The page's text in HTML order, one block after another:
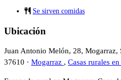
Se sirven comidas
Ubicación
Juan Antonio Melón, 28, Mogarraz,
37610 · Mogarraz , Casas rurales